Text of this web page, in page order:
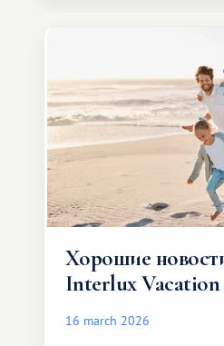
Хорошие
Interlux
16 march 2026